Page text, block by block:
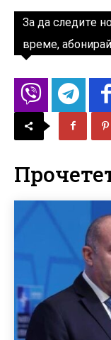
За да следите
време,